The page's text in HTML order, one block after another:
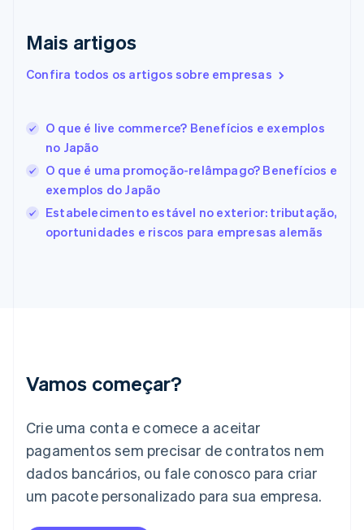
Mais artigos
Confira todos os artigos sobre empresas
O que é live commerce? Benefícios e exemplos
no Japão
O que é uma promoção-relâmpago? Benefícios e
exemplos do Japão
Estabelecimento estável no exterior: tributação,
oportunidades e riscos para empresas alemãs
Vamos começar?
Crie uma conta e comece a aceitar
pagamentos sem precisar de contratos nem
dados bancários, ou fale conosco para criar
um pacote personalizado para sua empresa.
Eslovênia
Espanha
English Español 简体中文
Estônia
English
Finlândia
EnglishSvenska
França
Gibraltar
English
Italiano English
日本語English
Letônia
Liechtenstein